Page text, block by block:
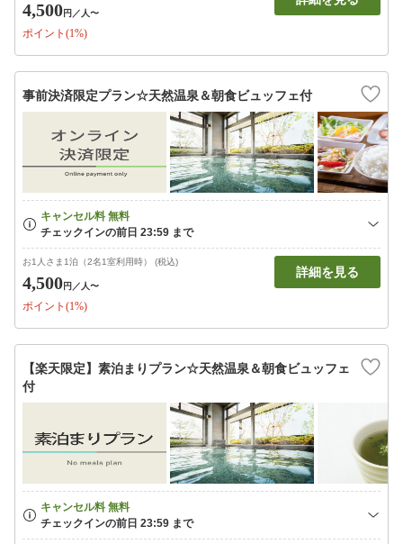
4,500円 ／人〜
ポイント(1%)
事前決済限定プラン☆天然温泉＆朝食ビュッフェ付
お1人さま1泊（2名1室利用時） (税込)
4,500円 ／人〜
ポイント(1%)
詳細を見る
【楽天限定】素泊まりプラン☆天然温泉＆朝食ビュッフェ
付